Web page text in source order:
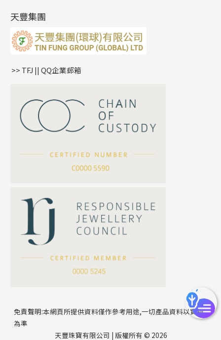
公司名稱
聯絡電話
雙十字鏈系列
水波鏈系列
蛇骨鏈系列
鏈尾系列
嘴唇鏈系列
S車花鏈系列
珍珠鏈系列
坦克鏈系列
滿天星鏈系列
方假繩鏈系列
耳環扣系列
耳綫/耳鈎系列
耳環爪頭
耳環
字母吊墜
相盒吊墜
項鏈吊墜
生肖吊墜
星座吊墜
珠扣
天豐集團
>> TFJ || QQ企業郵箱
免責聲明:本網頁所提供資料僅作參考用途,一切產品資料以實物
為準
天豐珠寶有限公司 | 版權所有 © 2026